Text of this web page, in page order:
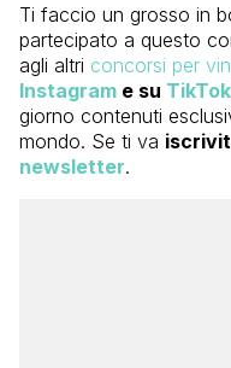
Ti faccio un grosso in
partecipato a questo
agli altri concorsi per
Instagram e su TikTok
giorno contenuti
mondo. Se ti va
newsletter.